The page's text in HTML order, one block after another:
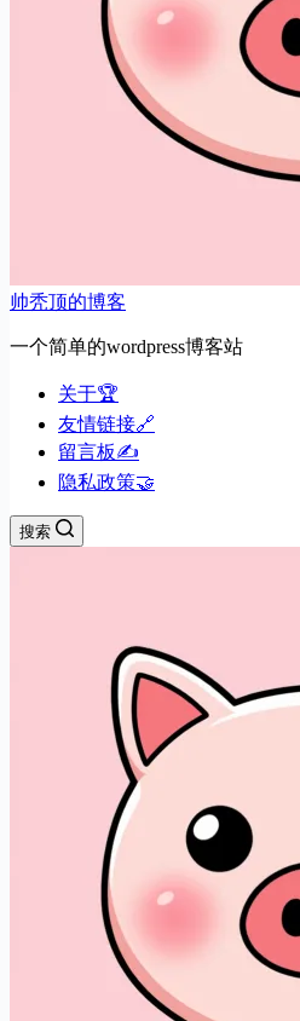
帅秃顶的博客
一个简单的wordpress博客站
关于🏆
友情链接🔗
留言板✍️
隐私政策🤝
搜索